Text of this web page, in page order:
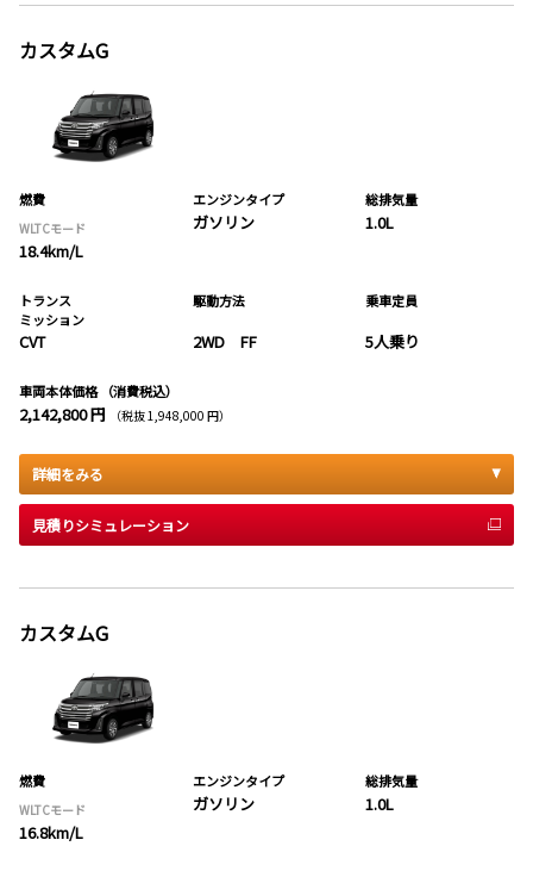
カスタムG
燃費
WLTCモード
18.4km/L
エンジンタイプ
ガソリン
総排気量
1.0L
トランス
ミッション
CVT
駆動方法
2WD FF
乗車定員
5人乗り
車両本体価格 （消費税込）
2,142,800 円 （税抜 1,948,000 円）
詳細をみる
見積りシミュレーション
カスタムG
燃費
WLTCモード
16.8km/L
エンジンタイプ
ガソリン
総排気量
1.0L